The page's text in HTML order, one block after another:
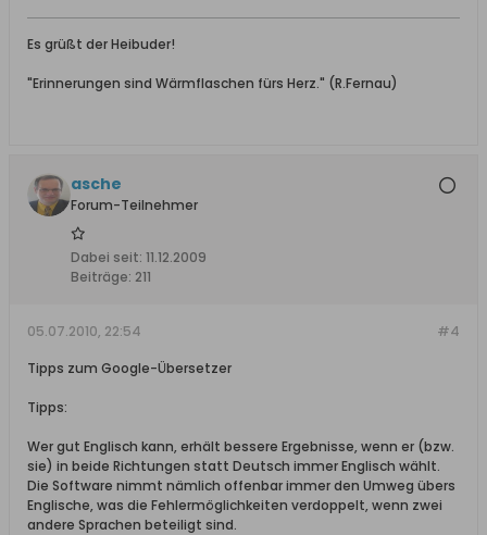
Es grüßt der Heibuder!
"Erinnerungen sind Wärmflaschen fürs Herz." (R.Fernau)
asche
Forum-Teilnehmer
Dabei seit: 11.12.2009
Beiträge: 211
#4
05.07.2010, 22:54
Tipps zum Google-Übersetzer
Tipps:
Wer gut Englisch kann, erhält bessere Ergebnisse, wenn er (bzw.
sie) in beide Richtungen statt Deutsch immer Englisch wählt.
Die Software nimmt nämlich offenbar immer den Umweg übers
Englische, was die Fehlermöglichkeiten verdoppelt, wenn zwei
andere Sprachen beteiligt sind.